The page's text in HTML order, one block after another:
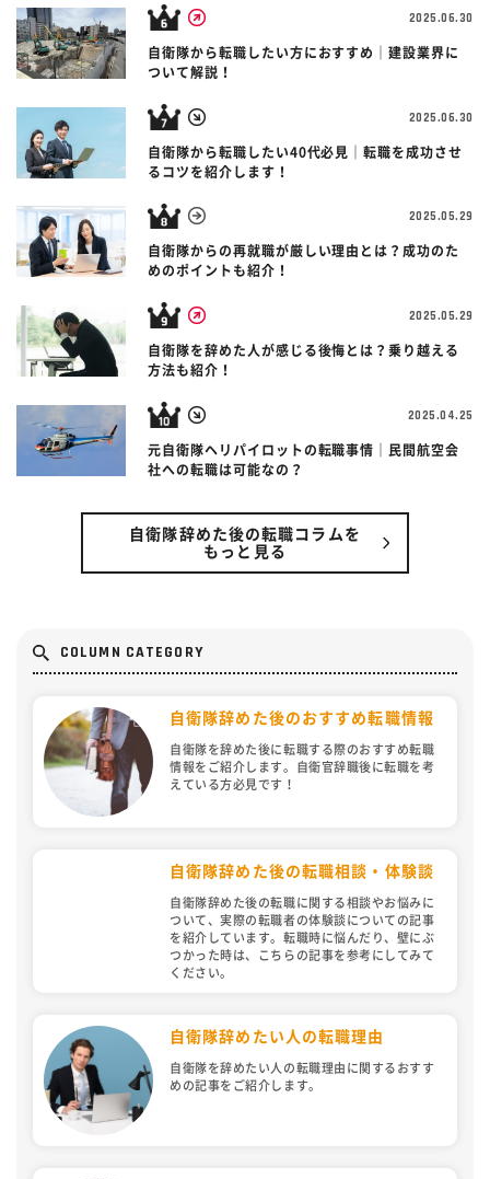
2025.06.30
自衛隊から転職したい方におすすめ｜建設業界に
ついて解説！
2025.06.30
自衛隊から転職したい40代必見｜転職を成功させ
るコツを紹介します！
2025.05.29
自衛隊からの再就職が厳しい理由とは？成功のた
めのポイントも紹介！
2025.05.29
自衛隊を辞めた人が感じる後悔とは？乗り越える
方法も紹介！
2025.04.25
元自衛隊ヘリパイロットの転職事情｜民間航空会
社への転職は可能なの？
自衛隊辞めた後の転職コラムを
もっと見る
COLUMN CATEGORY
自衛隊辞めた後のおすすめ転職情報
自衛隊を辞めた後に転職する際のおすすめ転職
情報をご紹介します。自衛官辞職後に転職を考
えている方必見です！
自衛隊辞めた後の転職相談・体験談
自衛隊辞めた後の転職に関する相談やお悩みに
ついて、実際の転職者の体験談についての記事
を紹介しています。転職時に悩んだり、壁にぶ
つかった時は、こちらの記事を参考にしてみて
ください。
自衛隊辞めたい人の転職理由
自衛隊を辞めたい人の転職理由に関するおすす
めの記事をご紹介します。